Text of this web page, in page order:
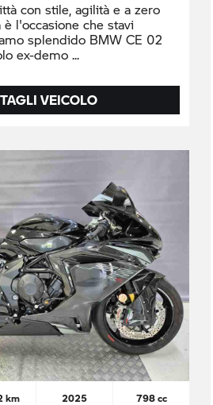
con stile, agilità e a zero
l'occasione che stavi
splendido BMW CE 02
ex-demo
VEICOLO
km 2025 798 cc